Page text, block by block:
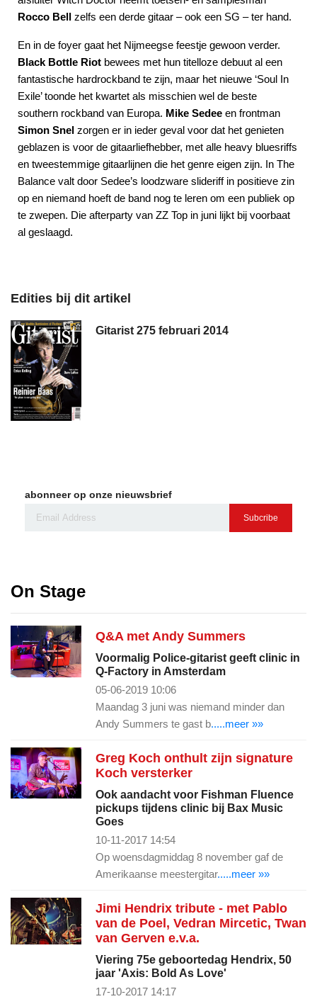
Rocco Bell zelfs een derde gitaar – ook een SG – ter hand.
En in de foyer gaat het Nijmeegse feestje gewoon verder.
Black Bottle Riot bewees met hun titelloze debuut al een
fantastische hardrockband te zijn, maar het nieuwe ‘Soul In
Exile’ toonde het kwartet als misschien wel de beste
southern rockband van Europa. Mike Sedee en frontman
Simon Snel zorgen er in ieder geval voor dat het genieten
geblazen is voor de gitaarliefhebber, met alle heavy bluesriffs
en tweestemmige gitaarlijnen die het genre eigen zijn. In The
Balance valt door Sedee’s loodzware slideriff in positieve zin
op en niemand hoeft de band nog te leren om een publiek op
te zwepen. Die afterparty van ZZ Top in juni lijkt bij voorbaat
al geslaagd.
Edities bij dit artikel
Gitarist 275 februari 2014
abonneer op onze nieuwsbrief
Subcribe
On Stage
Q&A met Andy Summers
Voormalig Police-gitarist geeft clinic in
Q-Factory in Amsterdam
05-06-2019 10:06
Maandag 3 juni was niemand minder dan
Andy Summers te gast b.....meer »»
Greg Koch onthult zijn signature
Koch versterker
Ook aandacht voor Fishman Fluence
pickups tijdens clinic bij Bax Music
Goes
10-11-2017 14:54
Op woensdagmiddag 8 november gaf de
Amerikaanse meestergitar.....meer »»
Jimi Hendrix tribute - met Pablo
van de Poel, Vedran Mircetic, Twan
van Gerven e.v.a.
Viering 75e geboortedag Hendrix, 50
jaar 'Axis: Bold As Love'
17-10-2017 14:17